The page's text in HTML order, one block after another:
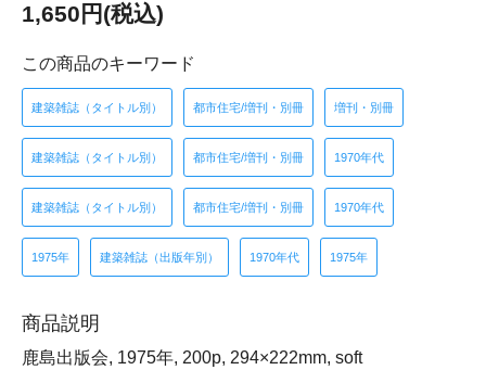
1,650円(税込)
この商品のキーワード
建築雑誌（タイトル別） 都市住宅/増刊・別冊 増刊・別冊
建築雑誌（タイトル別） 都市住宅/増刊・別冊 1970年代
建築雑誌（タイトル別） 都市住宅/増刊・別冊 1970年代
1975年 建築雑誌（出版年別） 1970年代 1975年
商品説明
鹿島出版会, 1975年, 200p, 294×222mm, soft